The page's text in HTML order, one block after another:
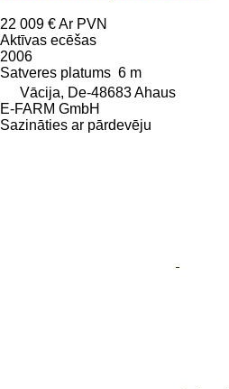
22 009 €Ar PVN
Aktīvas ecēšas
2006
Satveres platums 6 m
Vācija, De-48683 Ahaus
E-FARM GmbH
Sazināties ar pārdevēju